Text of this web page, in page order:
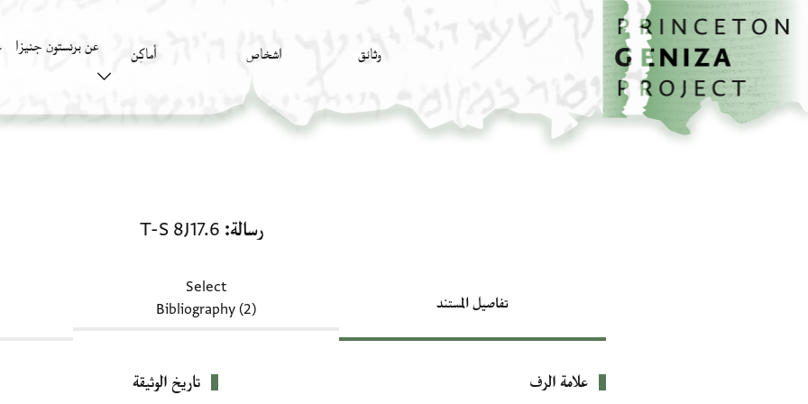
تخطي إلى المحتوى الرئيسي
الصفحة الرئيسية
وثائق اشخاص أَماكِن عن برنستون جنيزا
رسالة T-S 8J17.6
تفاصيل المستند
Select
Bibliography (2)
بيانات التعريف
علامة الرف تاريخ الوثيقة